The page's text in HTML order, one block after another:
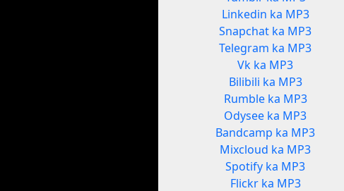
Linkedin ka MP3
Snapchat ka MP3
Telegram ka MP3
Vk ka MP3
Bilibili ka MP3
Rumble ka MP3
Odysee ka MP3
Bandcamp ka MP3
Mixcloud ka MP3
Spotify ka MP3
Flickr ka MP3